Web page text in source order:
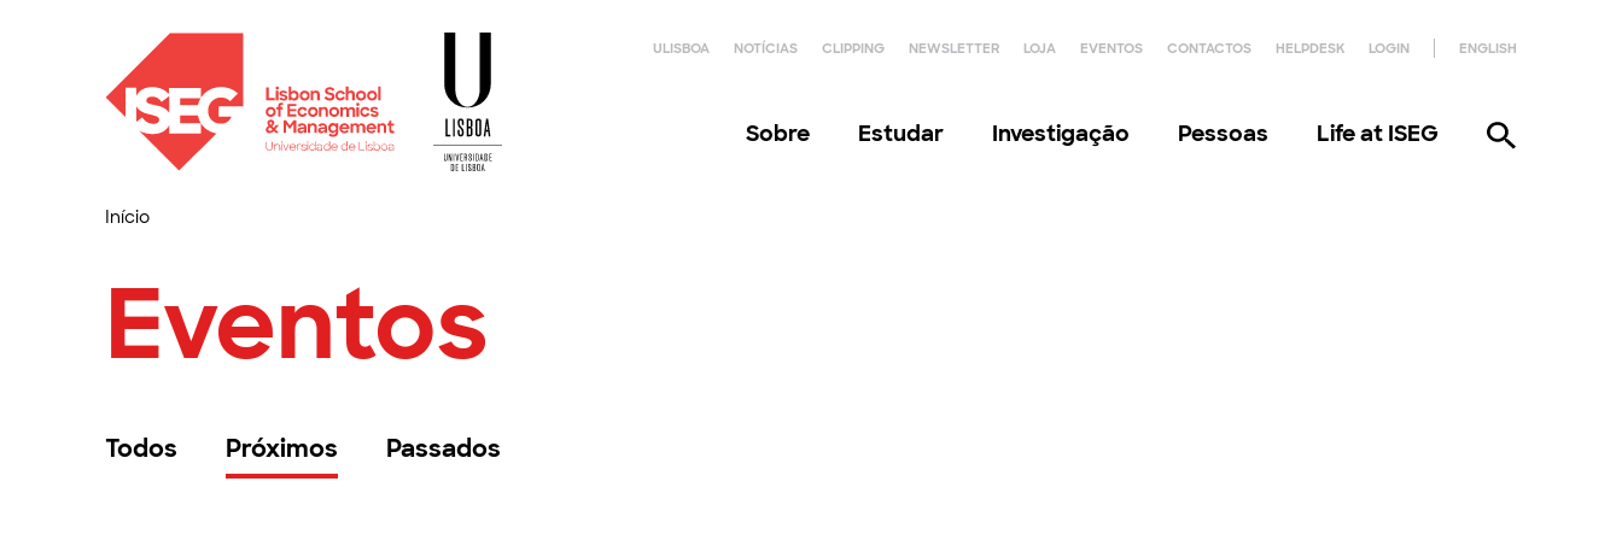
ULISBOA NOTÍCIAS CLIPPING NEWSLETTER LOJA EVENTOS CONTACTOS HELPDESK LOGIN ENGLISH
Sobre Estudar Investigação Pessoas Life at ISEG
Início
Eventos
Todos Próximos Passados